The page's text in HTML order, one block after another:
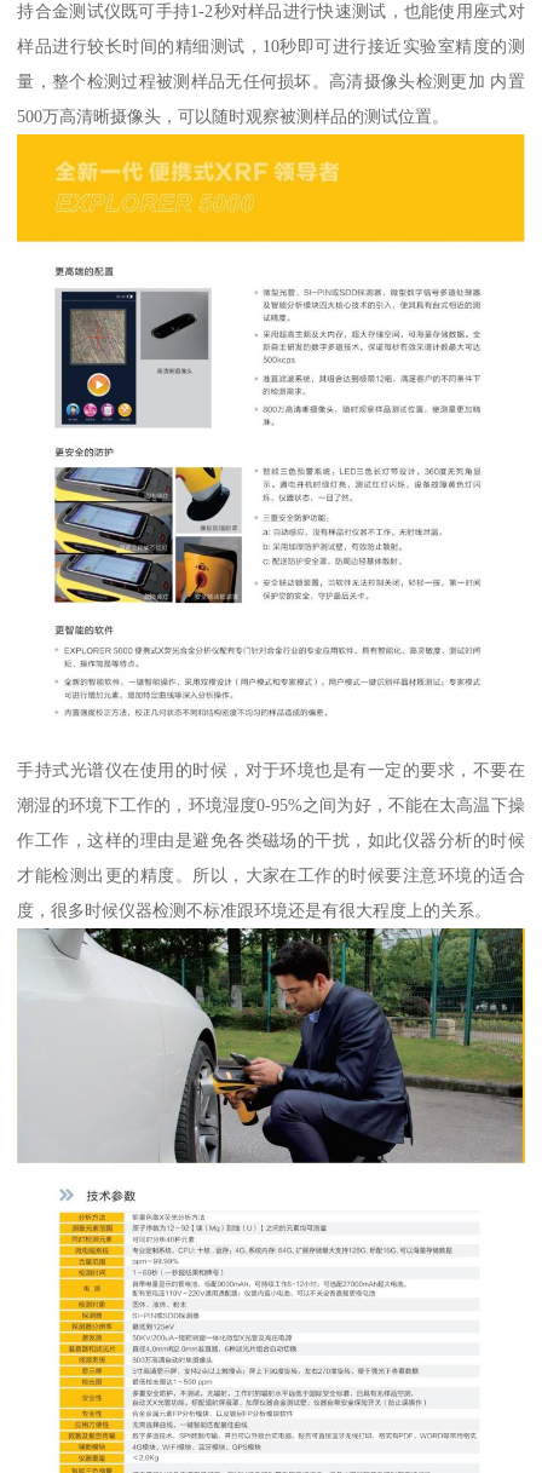
持合金测试仪既可手持1-2秒对样品进行快速测试，也能使用座式对
样品进行较长时间的精细测试，10秒即可进行接近实验室精度的测
量，整个检测过程被测样品无任何损坏。高清摄像头检测更加 内置
500万高清晰摄像头，可以随时观察被测样品的测试位置。
手持式光谱仪在使用的时候，对于环境也是有一定的要求，不要在
潮湿的环境下工作的，环境湿度0-95%之间为好，不能在太高温下操
作工作，这样的理由是避免各类磁场的干扰，如此仪器分析的时候
才能检测出更的精度。所以，大家在工作的时候要注意环境的适合
度，很多时候仪器检测不标准跟环境还是有很大程度上的关系。